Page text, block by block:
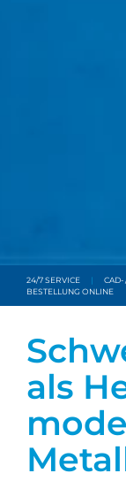
24/7 SERVICE | CAD-
BESTELLUNG ONLINE
als